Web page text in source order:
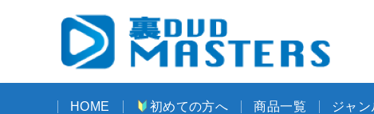
HOME 初めての方へ 商品一覧 ジャ